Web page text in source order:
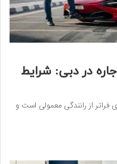
در دبی: شرایط
فراتر از رانندگی معمولی است و